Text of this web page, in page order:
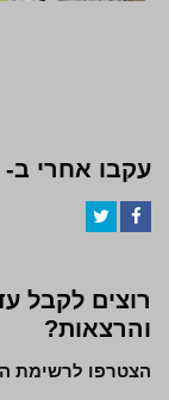
עקבו אחרי ב-
רוצים לקבל
והרצאות?
הצטרפו לרשימת